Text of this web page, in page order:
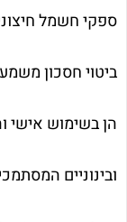
ספקי חשמל
ביטוי חסכון
הן בשימוש אישי
ובינוניים